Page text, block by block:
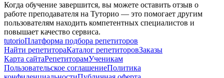
Когда обучение завершится, вы можете оставить отзыв о
работе преподавателя на Туторио — это помогает другим
пользователям находить компетентных специалистов и
повышает качество сервиса.
tutorioПлатформа подбора репетиторов
Найти репетитораКаталог репетиторовЗаказы
Карта сайтаРепетиторамУченикам
Пользовательское соглашениеПолитика